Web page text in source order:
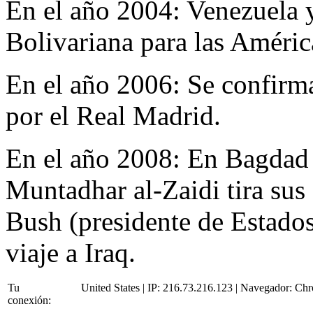
En el año 2004:
Bolivariana para las
En el año 2006: Se
por el Real Madrid.
En el año 2008: En
Muntadhar al-Zaidi tira sus
Bush (presidente de
viaje a Iraq.
Tu
conexión:
United States | IP: 216.73.216.123 | Navegador: